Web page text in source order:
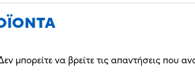
μπορείτε να βρείτε τις απαντήσεις που